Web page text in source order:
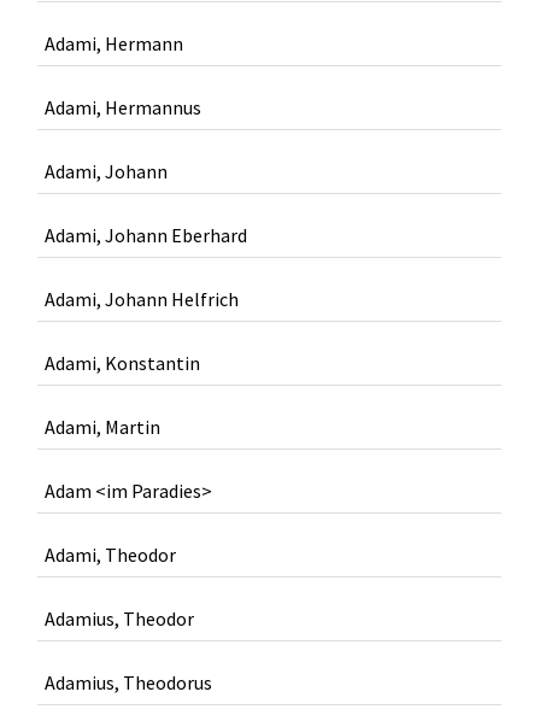
Adami, Hermann
Adami, Hermannus
Adami, Johann
Adami, Johann Eberhard
Adami, Johann Helfrich
Adami, Konstantin
Adami, Martin
Adam <im Paradies>
Adami, Theodor
Adamius, Theodor
Adamius, Theodorus